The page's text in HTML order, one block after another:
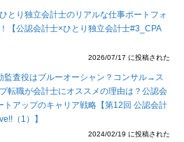
ひとり独立会計士のリアルな仕事ポートフォ
【公認会計士×ひとり独立会計士#3_CPA
2026/07/17 に投稿された
監査役はブルーオーシャン？コンサル→ス
転職が会計士にオススメの理由は？公認会
トアップのキャリア戦略【第12回 公認会計
（1）】
2024/02/19 に投稿された